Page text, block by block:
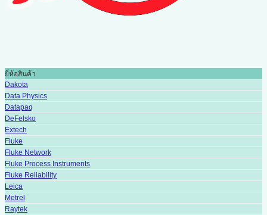
ยี่ห้อสินค้า
Dakota
Data Physics
Datapaq
DeFelsko
Extech
Fluke
Fluke Network
Fluke Process Instruments
Fluke Reliability
Leica
Metrel
Raytek